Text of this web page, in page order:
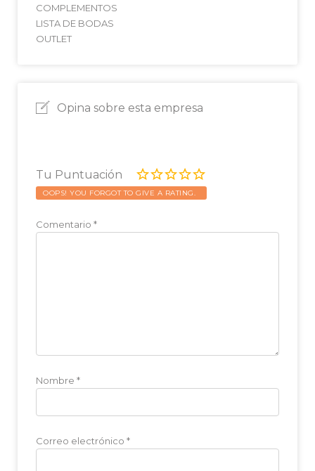
COMPLEMENTOS
LISTA DE BODAS
OUTLET
Opina sobre esta empresa
Tu Puntuación
OOPS! YOU FORGOT TO GIVE A RATING.
Comentario *
Nombre *
Correo electrónico *